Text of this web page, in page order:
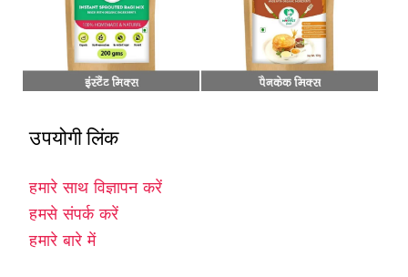
उपयोगी लिंक
हमारे साथ विज्ञापन करें
हमसे संपर्क करें
हमारे बारे में